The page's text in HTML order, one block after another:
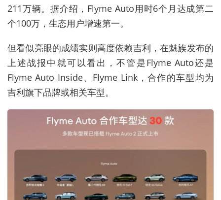
211万辆。据介绍，Flyme Auto用时6个月达成第二
个100万，生态用户增速第一。
但看似亮眼的成绩实则高度依赖吉利，在魅族发布的
上述战报中就可以看出，不管是Flyme Auto还是
Flyme Auto Inside、Flyme Link，合作的车型均为
吉利旗下品牌或相关车型。